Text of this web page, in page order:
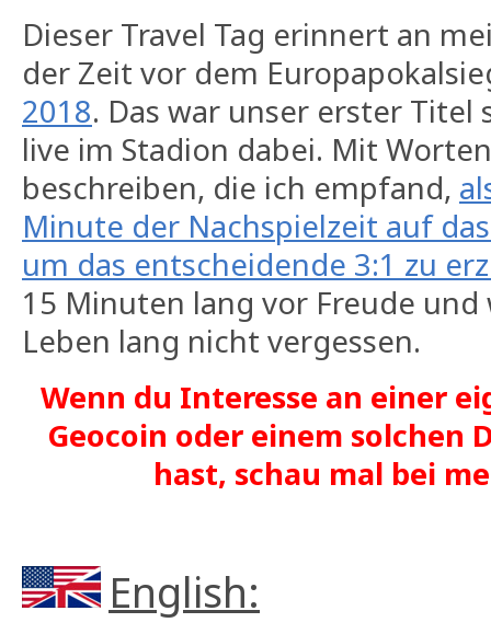
Dieser Travel Tag erinnert an
der Zeit vor dem
2018. Das war unser erster Titel
live im Stadion dabei. Mit
beschreiben, die ich empfand,
Minute der Nachspielzeit auf
um das entscheidende 3:1 zu
15 Minuten lang vor Freude
Leben lang nicht vergessen.
Wenn du Interesse an einer
Geocoin oder einem solchen
hast, schau mal bei
English: